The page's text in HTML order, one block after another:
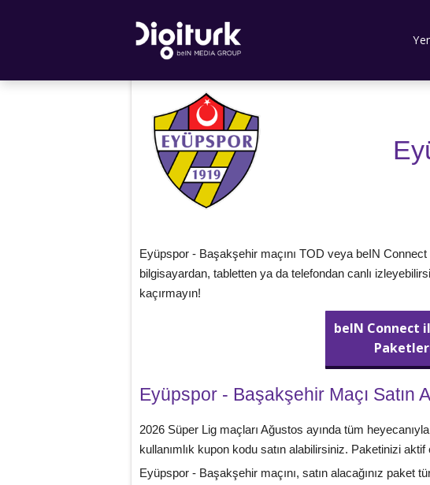
Eyüpspor - Başakşehir maçını TOD veya beIN
bilgisayardan, tabletten ya da telefondan canlı
kaçırmayın!
beIN Connect
Eyüpspor - Başakşehir Maçı Satın
2026 Süper Lig maçları Ağustos ayında tüm
kullanımlık kupon kodu satın alabilirsiniz. Paketinizi
Eyüpspor - Başakşehir maçını, satın alacağınız